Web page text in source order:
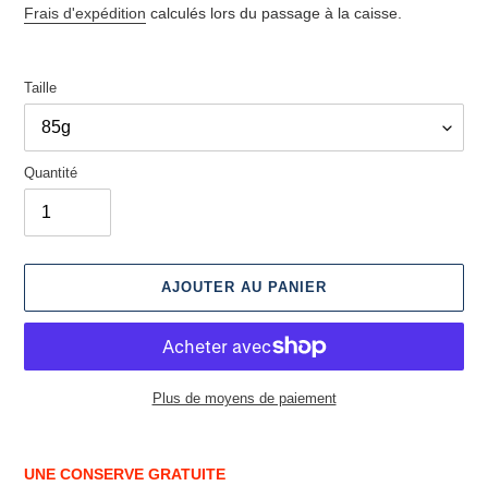
Frais d'expédition calculés lors du passage à la caisse.
Taille
Quantité
AJOUTER AU PANIER
Plus de moyens de paiement
UNE CONSERVE GRATUITE